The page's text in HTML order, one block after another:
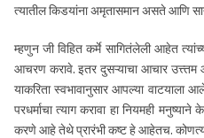
त्यातील किडयांना अमृतासमान असते आणि
म्हणुन जी विहित कर्मे सागितंलेली आहेत
आचरण करावे. इतर दुसऱ्याचा आचार उत्त्तम
याकरिता स्वभावानुसार आपल्या वाटयाला
परधर्माचा त्याग करावा हा नियमही
करणे आहे तेथे प्रारंभी कष्ट हे आहेतच.